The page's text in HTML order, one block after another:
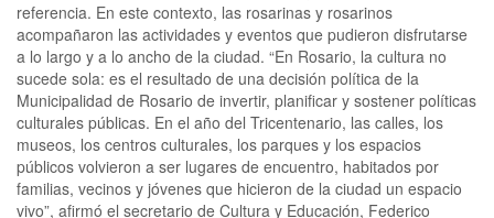
referencia. En este contexto, las rosarinas y rosarinos
acompañaron las actividades y eventos que pudieron disfrutarse
a lo largo y a lo ancho de la ciudad. “En Rosario, la cultura no
sucede sola: es el resultado de una decisión política de la
Municipalidad de Rosario de invertir, planificar y sostener políticas
culturales públicas. En el año del Tricentenario, las calles, los
museos, los centros culturales, los parques y los espacios
públicos volvieron a ser lugares de encuentro, habitados por
familias, vecinos y jóvenes que hicieron de la ciudad un espacio
vivo”, afirmó el secretario de Cultura y Educación, Federico